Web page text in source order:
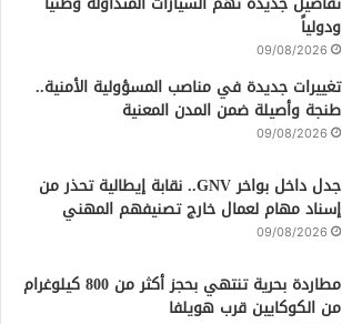
ودولياً
09/08/2026
تغييرات جديدة في مناصب المسؤولية الأمنية..
طنجة وأصيلة ضمن المدن المعنية
09/08/2026
جدل داخل بواخر GNV.. نقابة إيطالية تحذر من
إسناد مهام لعمال خارج تصنيفهم المهني
09/08/2026
مطاردة بحرية تنتهي بحجز أكثر من 800 كيلوغرام
من الكوكايين قرب هويلفا